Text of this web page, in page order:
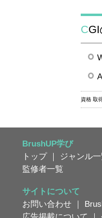
資格 取
BrushUP学び
トップ｜ ジャンル
監修者一覧
サイトについて
お問い合わせ ｜